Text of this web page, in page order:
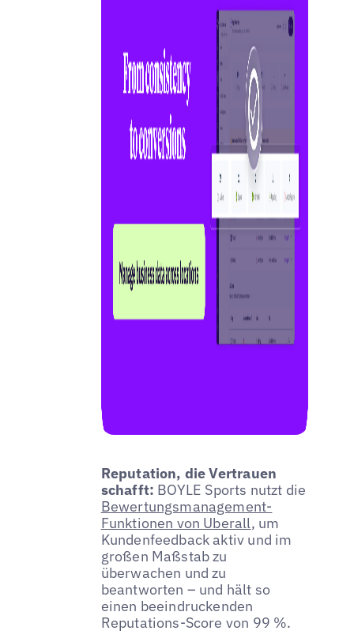
Reputation, die Vertrauen
schafft: BOYLE Sports nutzt die
Bewertungsmanagement-
Funktionen von Uberall, um
Kundenfeedback aktiv und im
großen Maßstab zu
überwachen und zu
beantworten – und hält so
einen beeindruckenden
Reputations-Score von 99 %.